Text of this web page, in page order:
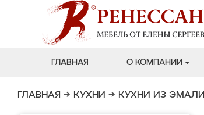
ГЛАВНАЯ О КОМПАНИИ
ГЛАВНАЯ → КУХНИ → КУХНИ ИЗ ЭМАЛИ